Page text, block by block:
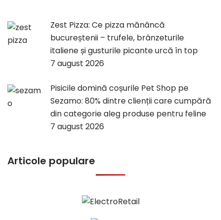
Zest Pizza: Ce pizza mănâncă
bucureștenii – trufele, brânzeturile
italiene și gusturile picante urcă în top
7 august 2026
Pisicile domină coșurile Pet Shop pe
Sezamo: 80% dintre clienții care cumpără
din categorie aleg produse pentru feline
7 august 2026
Articole populare